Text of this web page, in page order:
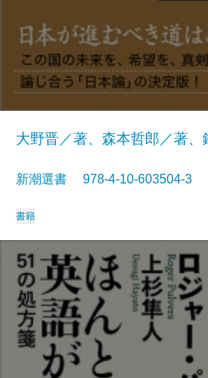
大野晋／著、森本哲郎／著、
新潮選書 978-4-10-603504-3
書籍